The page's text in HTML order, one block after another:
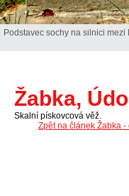
Podstavec sochy na silnici
Žabka,
Skalní pískovcová věž.
Zpět na článek Žabka